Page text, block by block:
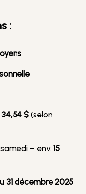
:
$(selon
– env.15
31 décembre 2025